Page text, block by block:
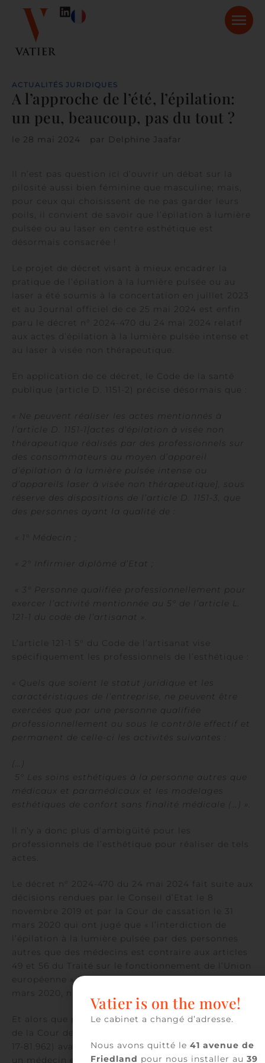
ACTUALITÉS JURIDIQUES
A l’approche de l’été, l’épilation:
un peu, beaucoup, pas du tout ?
le 28 mai 2024 par Delphine Jaafar
Il n’est pas question ici d’ouvrir un débat sur la
pilosité aussi bien féminine que masculine; mais,
pour ceux qui choisissent de ne pas garder leurs
poils, il convient de savoir que l’épilation à lumière
pulsée ou au laser en centre esthétique est
désormais consacrée !
Le projet de décret visant à mieux encadrer la
pratique de l’épilation à la lumière pulsée ou au
laser a été soumis à la concertation en juillet 2023
et au Journal officiel de ce 25 mai 2024 est enfin
paru le décret n° 2024-470 du 24 mai 2024 relatif
aux actes d’épilation à la lumière pulsée intense et
au laser à visée non thérapeutique.
En application de ce décret, le Code de la santé
publique (article D. 1151-2) précise désormais que :
« Ne peuvent réaliser les actes mentionnés à
l’article D. 1151-1[actes d’épilation à visée non
thérapeutique réalisés par des professionnels sur
des consommateurs au moyen d’appareil
d’épilation à la lumière pulsée intense ou
d’appareils laser à visée non thérapeutique], sous
réserve des dispositions de l’article D. 1151-3, que
des personnes ayant la qualité de :
« 1° Médecin ;
« 2° Infirmier diplômé d’Etat ;
« 3° Personne qualifiée professionnellement pour
exercer l’activité mentionnée au 5° de l’article L.
121-1 du code de l’artisanat ».
L’article 121-1 5° du Code de l’artisanat vise
spécifiquement les professionnels de l’esthétique :
« Quels que soient le statut juridique et les
caractéristiques de l’entreprise, ne peuvent être
exercées que par une personne qualifiée
professionnellement ou sous le contrôle effectif et
permanent de celle-ci les activités suivantes :
(…)
5° Les soins esthétiques à la personne autres que
médicaux et paramédicaux et les modelages
esthétiques de confort sans finalité médicale (…) ».
Il n’y a donc plus d’ambigüité pour les
professionnels de l’esthétique pour réaliser de tels
actes.
Le décret n° 2024-470 du 24 mai 2024 fait suite aux
décisions rendues par le Conseil d’Etat le 8
novembre 2019 et par la Cour de cassation le 31
mars 2020 qui ont jugé que « l’interdiction de
l’épilation à la lumière pulsée par des personnes
autres que des médecins est contraire aux articles
49 et 56 du Traité sur le fonctionnement de l’Union
européenne » (CE 8 nov. 2019, n° 424954 ; Crim. 31
mars 2020, n° 19-85.121).
Et alors que préalablement, la chambre criminelle
de la Cour de Cassation (Crim. 27 février 2018, n°
17-81.962) avait pu condamner deux esthéticiennes,
un médecin et la dirigeante d’un center de laser
Vatier is on the move!
Le cabinet a changé d’adresse.
Nous avons quitté le 41 avenue de
Friedland pour nous installer au 39